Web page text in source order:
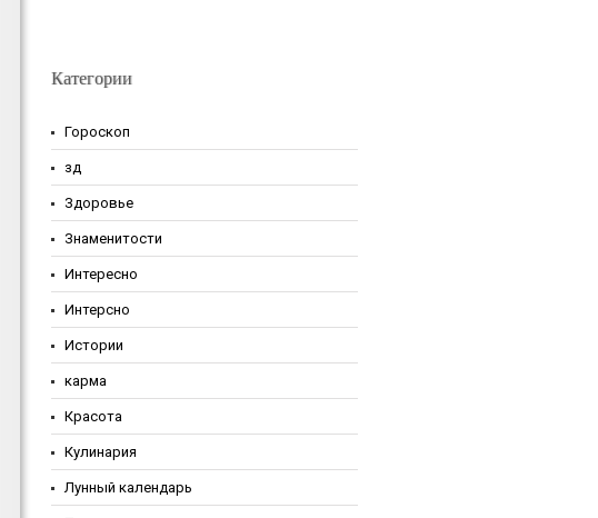
Категории
Гороскоп
зд
Здоровье
Знаменитости
Интересно
Интерсно
Истории
карма
Красота
Кулинария
Лунный календарь